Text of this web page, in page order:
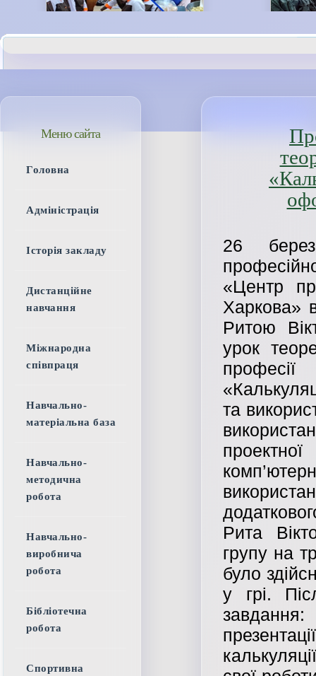
26
«Центр
Харкова»
Ритою
урок
та
Рита
групу на
було
у грі.
Меню сайта
Головна
Адміністрація
Історія закладу
Дистанційне
навчання
Міжнародна
співпраця
Навчально-
матеріальна база
Навчально-
методична
робота
Навчально-
виробнича
робота
Бібліотечна
робота
Спортивна